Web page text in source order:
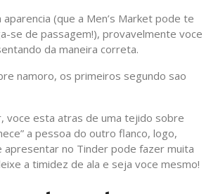
(que a Men’s Market pode te
se de passagem!), provavelmente voce
da maneira correta.
namoro, os primeiros segundo sao
voce esta atras de uma tejido sobre
a pessoa do outro flanco, logo,
apresentar no Tinder pode fazer muita
a timidez de ala e seja voce mesmo!